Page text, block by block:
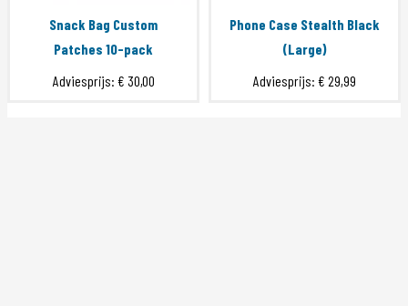
Snack Bag Custom
Patches 10-pack
Adviesprijs: € 30,00
Phone Case Stealth Black
(Large)
Adviesprijs: € 29,99